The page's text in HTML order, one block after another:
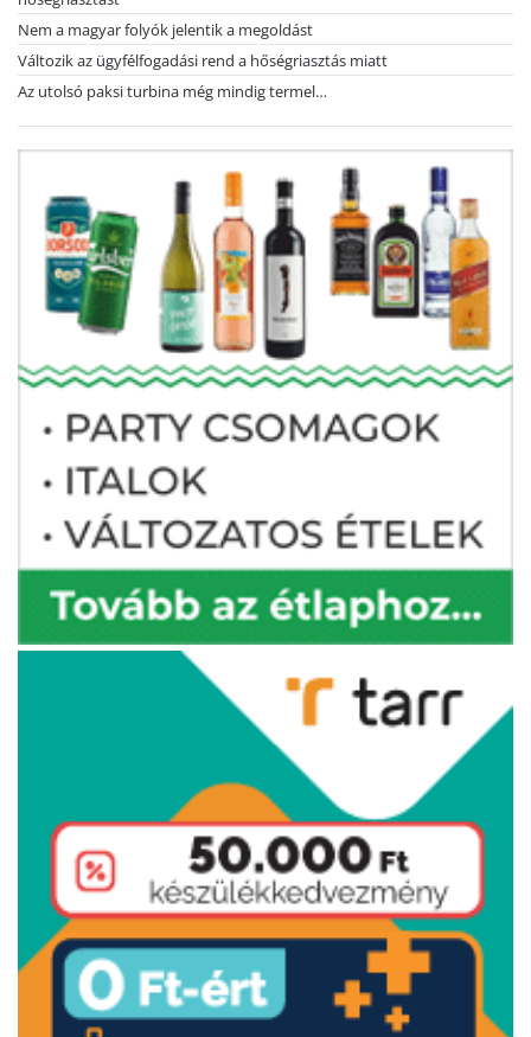
Nem a magyar folyók jelentik a megoldást
Változik az ügyfélfogadási rend a hőségriasztás miatt
Az utolsó paksi turbina még mindig termel…